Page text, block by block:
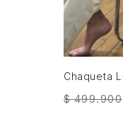
$ 499.900